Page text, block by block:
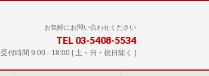
お気軽にお問い合わせください
TEL 03-5408-5534
受付時間 9:00 - 18:00 [ 土・日・祝日除く ]